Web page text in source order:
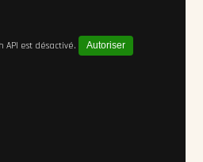
API est désactivé. Autoriser